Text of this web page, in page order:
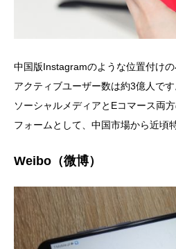
中国版Instagramのような位置付け
アクティブユーザー数は約3億人です
ソーシャルメディアとEコマース両
フォームとして、中国市場から近頃
Weibo（微博）